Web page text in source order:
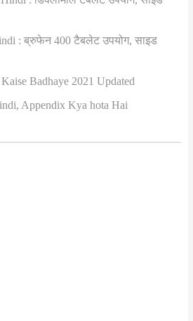
: ब्रुफेन 400 टैबलेट उपयोग, साइड
Badhaye 2021 Updated
Appendix Kya hota Hai